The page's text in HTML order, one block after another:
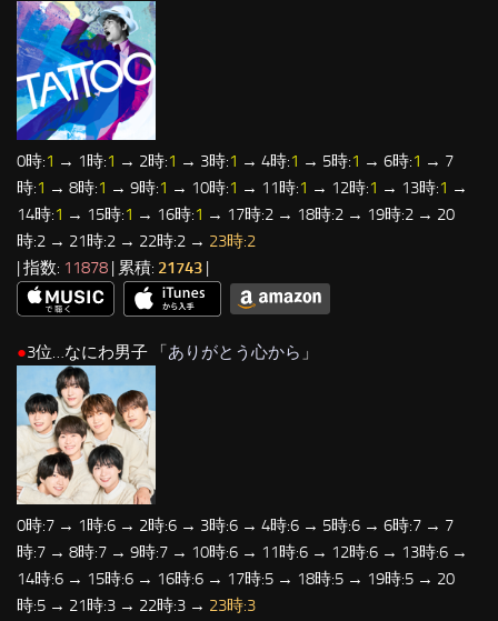
0時:1 → 1時:1 → 2時:1 → 3時:1 → 4時:1 → 5時:1 → 6時:1 → 7
時:1 → 8時:1 → 9時:1 → 10時:1 → 11時:1 → 12時:1 → 13時:1 →
14時:1 → 15時:1 → 16時:1 → 17時:2 → 18時:2 → 19時:2 → 20
時:2 → 21時:2 → 22時:2 → 23時:2
| 指数: 11878 | 累積: 21743 |
●3位…なにわ男子 「 ありがとう心から 」
0時:7 → 1時:6 → 2時:6 → 3時:6 → 4時:6 → 5時:6 → 6時:7 → 7
時:7 → 8時:7 → 9時:7 → 10時:6 → 11時:6 → 12時:6 → 13時:6 →
14時:6 → 15時:6 → 16時:6 → 17時:5 → 18時:5 → 19時:5 → 20
時:5 → 21時:3 → 22時:3 → 23時:3